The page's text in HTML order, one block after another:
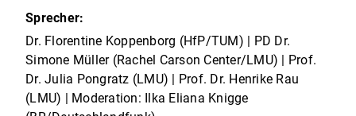
Sprecher:
Dr. Florentine Koppenborg (HfP/TUM) | PD Dr.
Simone Müller (Rachel Carson Center/LMU) | Prof.
Dr. Julia Pongratz (LMU) | Prof. Dr. Henrike Rau
(LMU) | Moderation: Ilka Eliana Knigge